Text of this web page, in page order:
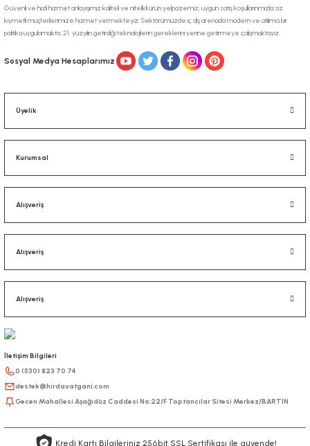
Güvenli ve hızlı hizmet anlayışımız kaliteli ve nitelikli ürün yelpazemiz, uygun satış koşullarınmızla siz
kıymetli müşterilerimize hizmet vermekteyiz. Sektörümüzde iç dış arenada modern ve atılımcı bir
politika uygulamakta, 21. yüzyılın getirdiği teknolojilerin gereklerini yerine getirmeye çalışmaktayız.
Sosyal Medya Hesaplarımız
Üyelik
Kurumsal
Alışveriş
Alışveriş
Alışveriş
İletişim Bilgileri
0 (530) 823 70 74
destek@hirdavatgani.com
Gecen Mahallesi Aşağıdüz Caddesi No:22/F Toptancılar Sitesi Merkez/BARTIN
Kredi Kartı Bilgileriniz 256bit SSL Sertifikası ile güvende!